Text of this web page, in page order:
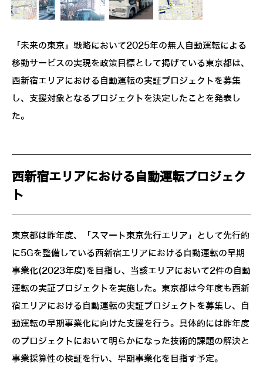
「未来の東京」戦略において2025年の無人自動運転による
移動サービスの実現を政策目標として掲げている東京都は、
西新宿エリアにおける自動運転の実証プロジェクトを募集
し、支援対象となるプロジェクトを決定したことを発表し
た。
西新宿エリアにおける自動運転プロジェク
ト
東京都は昨年度、「スマート東京先行エリア」として先行的
に5Gを整備している西新宿エリアにおける自動運転の早期
事業化(2023年度)を目指し、当該エリアにおいて2件の自動
運転の実証プロジェクトを実施した。東京都は今年度も西新
宿エリアにおける自動運転の実証プロジェクトを募集し、自
動運転の早期事業化に向けた支援を行う。具体的には昨年度
のプロジェクトにおいて明らかになった技術的課題の解決と
事業採算性の検証を行い、早期事業化を目指す予定。